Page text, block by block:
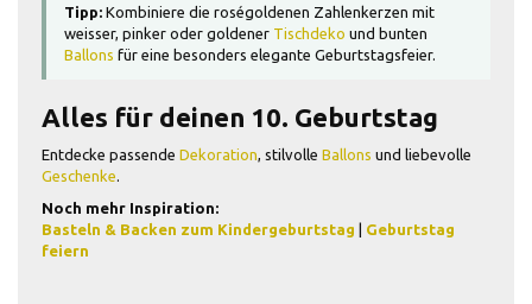
Tipp: Kombiniere die roségoldenen Zahlenkerzen mit
weisser, pinker oder goldener Tischdeko und bunten
Ballons für eine besonders elegante Geburtstagsfeier.
Alles für deinen 10. Geburtstag
Entdecke passende Dekoration, stilvolle Ballons und liebevolle
Geschenke.
Noch mehr Inspiration:
Basteln & Backen zum Kindergeburtstag | Geburtstag
feiern